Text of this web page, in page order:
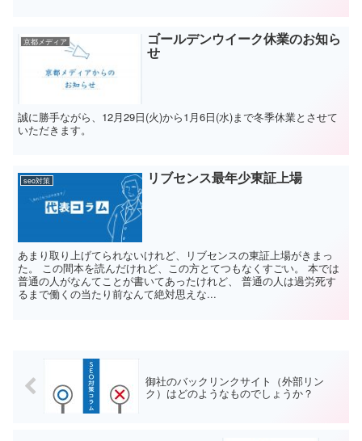
京都メディア ゴールデンウイーク休業のお知ら
せ
誠に勝手ながら、12月29日(火)から1月6日(水)まで冬季休業とさせて
いただきます。
seo対策 リブセンス最年少東証上場
あまり取り上げてられないけれど、リブセンスの東証上場がきまっ
た。 この間本を読んだけれど、この方とてつもなくすごい。 本では
普通の人がなんてことが書いてあったけれど、 普通の人は過労死す
るまで働くの当たり前なんて絶対思えな...
御社のバックリンクサイト（外部リン
ク）はどのようなものでしょうか？